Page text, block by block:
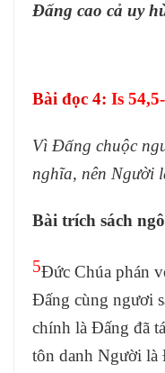
Đấng cao cả uy
Bài đọc 4: Is
Vì Đấng chuộc
nghĩa, nên Người
Bài trích sách
5Đức Chúa phán
Đấng cùng ngươi
chính là Đấng đã
tôn danh Người là